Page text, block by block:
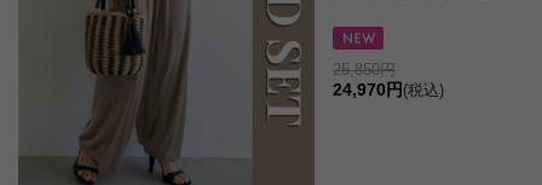
25,850円
24,970円 (税込)